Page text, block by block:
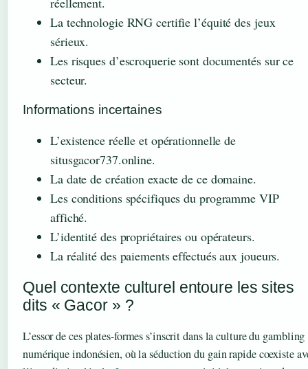
La technologie RNG certifie l’équité des jeux
sérieux.
Les risques d’escroquerie sont documentés sur ce
secteur.
Informations incertaines
L’existence réelle et opérationnelle de
situsgacor737.online.
La date de création exacte de ce domaine.
Les conditions spécifiques du programme VIP
affiché.
L’identité des propriétaires ou opérateurs.
La réalité des paiements effectués aux joueurs.
Quel contexte culturel entoure les sites
dits « Gacor » ?
L’essor de ces plates-formes s’inscrit dans la culture du gambling
numérique indonésien, où la séduction du gain rapide coexiste